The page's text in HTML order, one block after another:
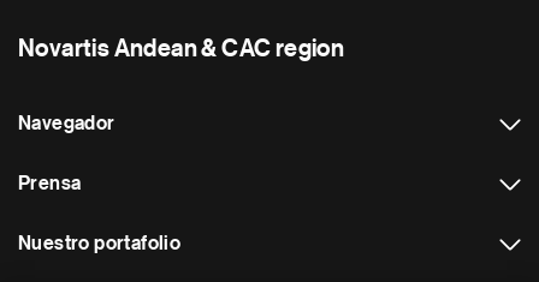
Novartis Andean & CAC region
Navegador
Prensa
Nuestro portafolio